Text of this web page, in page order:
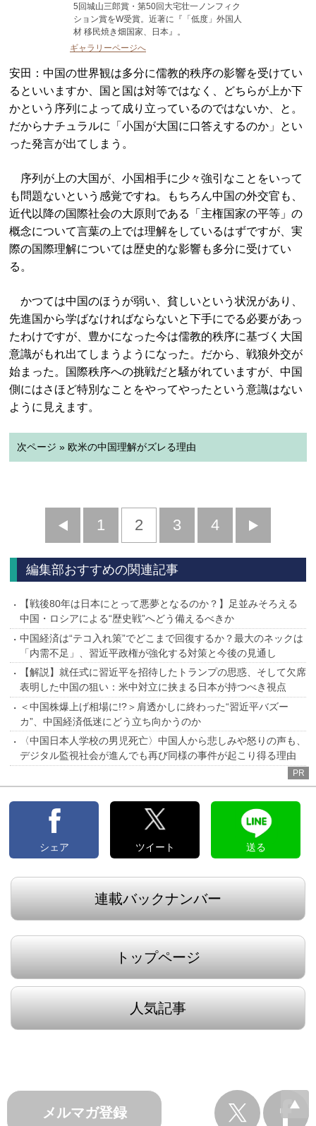
5回城山三郎賞・第50回大宅壮一ノンフィク
ション賞をW受賞。近著に『「低度」外国人
材 移民焼き畑国家、日本』。
ギャラリーページへ
安田：中国の世界観は多分に儒教的秩序の影響を受けてい
るといいますか、国と国は対等ではなく、どちらが上か下
かという序列によって成り立っているのではないか、と。
だからナチュラルに「小国が大国に口答えするのか」とい
った発言が出てしまう。
序列が上の大国が、小国相手に少々強引なことをいって
も問題ないという感覚ですね。もちろん中国の外交官も、
近代以降の国際社会の大原則である「主権国家の平等」の
概念について言葉の上では理解をしているはずですが、実
際の国際理解については歴史的な影響も多分に受けてい
る。
かつては中国のほうが弱い、貧しいという状況があり、
先進国から学ばなければならないと下手にでる必要があっ
たわけですが、豊かになった今は儒教的秩序に基づく大国
意識がもれ出てしまうようになった。だから、戦狼外交が
始まった。国際秩序への挑戦だと騒がれていますが、中国
側にはさほど特別なことをやってやったという意識はない
ように見えます。
次ページ » 欧米の中国理解がズレる理由
前
へ
1 2 3 4
へ
編集部おすすめの関連記事
【戦後80年は日本にとって悪夢となるのか？】足並みそろえる
中国・ロシアによる“歴史戦”へどう備えるべきか
中国経済は“テコ入れ策”でどこまで回復するか？最大のネックは
「内需不足」、習近平政権が強化する対策と今後の見通し
【解説】就任式に習近平を招待したトランプの思惑、そして欠席
表明した中国の狙い：米中対立に挟まる日本が持つべき視点
＜中国株爆上げ相場に!?＞肩透かしに終わった“習近平バズー
カ”、中国経済低迷にどう立ち向かうのか
〈中国日本人学校の男児死亡〉中国人から悲しみや怒りの声も、
デジタル監視社会が進んでも再び同様の事件が起こり得る理由
PR
シェア ツイート 送る
連載バックナンバー
トップページ
人気記事
メルマガ登録